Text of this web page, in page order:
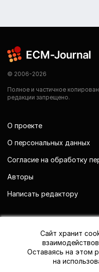
© 2006-2026
Полное и частичное
редакции запрещено.
О проекте
О персональных данных
Согласие на обработку
Авторы
Написать редактору
Сайт хранит
Оставаясь на этом
на